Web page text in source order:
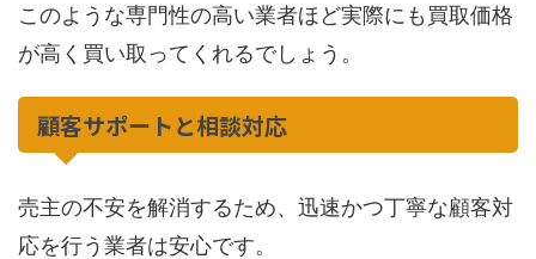
このような専門性の高い業者ほど実際にも買取価格
が高く買い取ってくれるでしょう。
顧客サポートと相談対応
売主の不安を解消するため、迅速かつ丁寧な顧客対
応を行う業者は安心です。